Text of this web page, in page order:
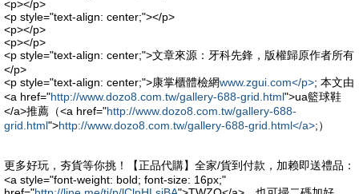
<p></p>
<p style="text-align: center;"></p>
<p></p>
<p></p>
<p style="text-align: center;">文章來源：牙科先鋒，版權歸原作者所有
</p>
<p style="text-align: center;">康掌櫃體檢網www.zgui.com</p>; 本文由
<a href="http://www.dozo8.com.tw/gallery-688-grid.html">ua籃球鞋
</a>推薦（<a href="http://www.dozo8.com.tw/gallery-688-
grid.html">http://www.dozo8.com.tw/gallery-688-grid.html</a>;）
更多好玩，夯貨等你挑！【正品代購】全家/貨到付款，加赖即送禮品：
<a style="font-weight: bold; font-size: 16px;"